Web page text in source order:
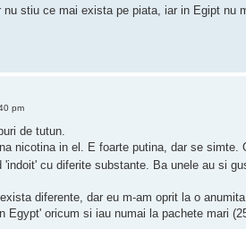
stiu ce mai exista pe piata, iar in Egipt nu
pm
de tutun.
nicotina in el. E foarte putina, dar se
cu diferite substante. Ba unele au si
diferente, dar eu m-am oprit la o
Egypt' oricum si iau numai la pachete mari